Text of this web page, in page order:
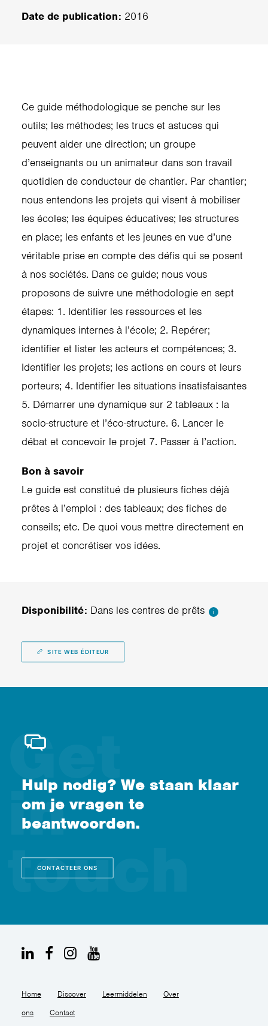
Date de publication: 2016
Ce guide méthodologique se penche sur les
outils; les méthodes; les trucs et astuces qui
peuvent aider une direction; un groupe
d’enseignants ou un animateur dans son travail
quotidien de conducteur de chantier. Par chantier;
nous entendons les projets qui visent à mobiliser
les écoles; les équipes éducatives; les structures
en place; les enfants et les jeunes en vue d’une
véritable prise en compte des défis qui se posent
à nos sociétés. Dans ce guide; nous vous
proposons de suivre une méthodologie en sept
étapes: 1. Identifier les ressources et les
dynamiques internes à l’école; 2. Repérer;
identifier et lister les acteurs et compétences; 3.
Identifier les projets; les actions en cours et leurs
porteurs; 4. Identifier les situations insatisfaisantes
5. Démarrer une dynamique sur 2 tableaux : la
socio-structure et l’éco-structure. 6. Lancer le
débat et concevoir le projet 7. Passer à l’action.
Bon à savoir
Le guide est constitué de plusieurs fiches déjà
prêtes à l’emploi : des tableaux; des fiches de
conseils; etc. De quoi vous mettre directement en
projet et concrétiser vos idées.
Disponibilité: Dans les centres de prêts i
SITE WEB ÉDITEUR
Hulp nodig? We staan klaar
om je vragen te
beantwoorden.
CONTACTEER ONS
Home Discover Leermiddelen Over
ons Contact